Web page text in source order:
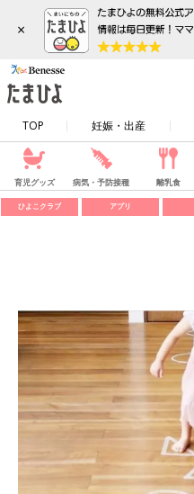
×
TOP 妊娠・出産
育児グッズ 病気・予防接種 離乳食
ひよこクラブ アプリ